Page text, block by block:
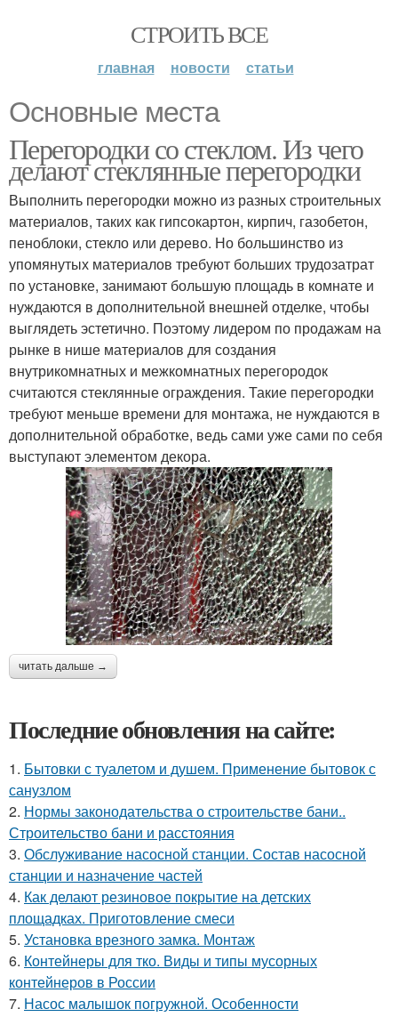
СТРОИТЬ ВСЕ
главная новости статьи
Основные места
Перегородки со стеклом. Из чего
делают стеклянные перегородки
Выполнить перегородки можно из разных строительных
материалов, таких как гипсокартон, кирпич, газобетон,
пеноблоки, стекло или дерево. Но большинство из
упомянутых материалов требуют больших трудозатрат
по установке, занимают большую площадь в комнате и
нуждаются в дополнительной внешней отделке, чтобы
выглядеть эстетично. Поэтому лидером по продажам на
рынке в нише материалов для создания
внутрикомнатных и межкомнатных перегородок
считаются стеклянные ограждения. Такие перегородки
требуют меньше времени для монтажа, не нуждаются в
дополнительной обработке, ведь сами уже сами по себя
выступают элементом декора.
читать дальше →
Последние обновления на сайте:
1. Бытовки с туалетом и душем. Применение бытовок с
санузлом
2. Нормы законодательства о строительстве бани..
Строительство бани и расстояния
3. Обслуживание насосной станции. Состав насосной
станции и назначение частей
4. Как делают резиновое покрытие на детских
площадках. Приготовление смеси
5. Установка врезного замка. Монтаж
6. Контейнеры для тко. Виды и типы мусорных
контейнеров в России
7. Насос малышок погружной. Особенности